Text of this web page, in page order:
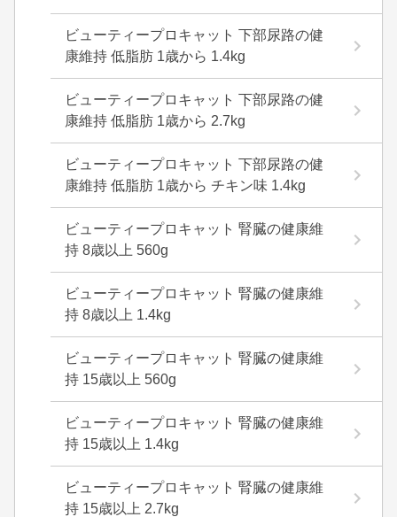
ビューティープロキャット 下部尿路の健
康維持 低脂肪 1歳から 1.4kg
ビューティープロキャット 下部尿路の健
康維持 低脂肪 1歳から 2.7kg
ビューティープロキャット 下部尿路の健
康維持 低脂肪 1歳から チキン味 1.4kg
ビューティープロキャット 腎臓の健康維
持 8歳以上 560g
ビューティープロキャット 腎臓の健康維
持 8歳以上 1.4kg
ビューティープロキャット 腎臓の健康維
持 15歳以上 560g
ビューティープロキャット 腎臓の健康維
持 15歳以上 1.4kg
ビューティープロキャット 腎臓の健康維
持 15歳以上 2.7kg